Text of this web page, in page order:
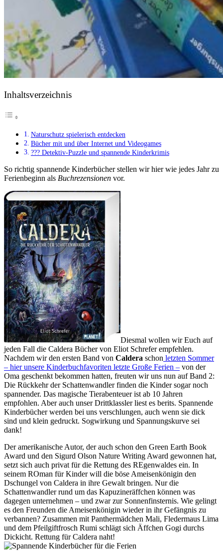
Inhaltsverzeichnis
Naturschutz spielerisch entdecken
Bücher mit und über Internet und Videogames
??? Detektiv-Puzzle und spannende Kinderkrimis
So richtig spannende Kinderbücher stellen wir hier wie jedes Jahr zu
Ferienbeginn als Buchrezensionen vor.
Diesmal wollen wir Euch auf
jeden Fall die Caldera Bücher von Eliot Schrefer empfehlen.
Nachdem wir den ersten Band von Caldera schon letzten Sommer
– hier unsere Kinderbuchfavoriten letzte Große Ferien – von der
Oma geschenkt bekommen hatten, freuten wir uns nun auf Band 2:
Die Rückkehr der Schattenwandler finden die Kinder sogar noch
spannender. Das magische Tierabenteuer ist ab 10 Jahren
empfohlen. Aber auch unser Drittklassler liest es berits. Spannende
Kinderbücher werden bei uns verschlungen, auch wenn sie dick
sind und klein gedruckt. Sogwirkung und Spannungskurve sei
dank!
Der amerikanische Autor, der auch schon den Green Earth Book
Award und den Sigurd Olson Nature Writing Award gewonnen hat,
setzt sich auch privat für die Rettung des REgenwaldes ein. In
seinem ROman für Kinder will die böse Ameisenkönigin den
Dschungel von Caldera in ihre Gewalt bringen. Nur die
Schattenwandler rund um das Kapuzineräffchen können was
dagegen unternehmen – und zwar zur Sonnenfinsternis. Wie gelingt
es den Freunden die Ameisenkönigin wieder in ihr Gefängnis zu
verbannen? Zusammen mit Panthermädchen Mali, Fledermaus Lima
und dem Pfeilgiftfrosch Rumi schlägt sich Äffchen Gogi durchs
Dickicht. Rettung für Caldera naht!